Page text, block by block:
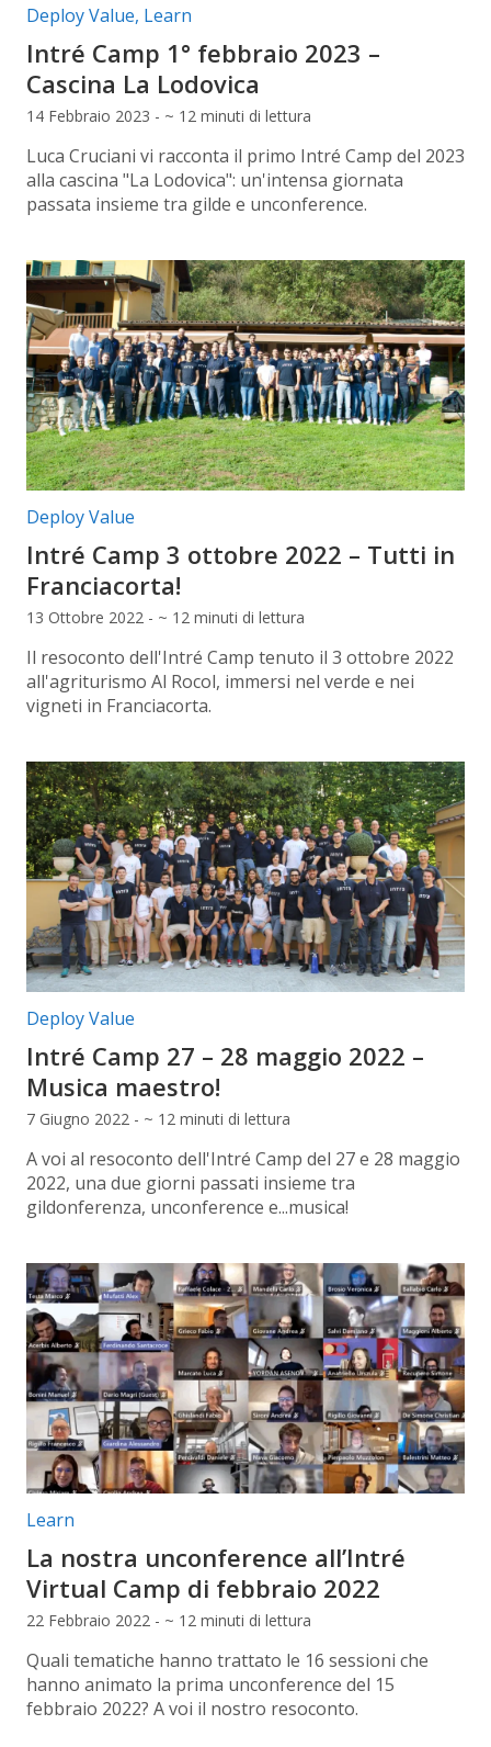
Categorie articolo:
Deploy Value, Learn
Intré Camp 1° febbraio 2023 –
Cascina La Lodovica
14 Febbraio 2023 - ~ 12 minuti di lettura
Luca Cruciani vi racconta il primo Intré Camp del 2023
alla cascina "La Lodovica": un'intensa giornata
passata insieme tra gilde e unconference.
Categorie articolo:
Deploy Value
Intré Camp 3 ottobre 2022 – Tutti in
Franciacorta!
13 Ottobre 2022 - ~ 12 minuti di lettura
Il resoconto dell'Intré Camp tenuto il 3 ottobre 2022
all'agriturismo Al Rocol, immersi nel verde e nei
vigneti in Franciacorta.
Categorie articolo:
Deploy Value
Intré Camp 27 – 28 maggio 2022 –
Musica maestro!
7 Giugno 2022 - ~ 12 minuti di lettura
A voi al resoconto dell'Intré Camp del 27 e 28 maggio
2022, una due giorni passati insieme tra
gildonferenza, unconference e...musica!
Categorie articolo:
Learn
La nostra unconference all’Intré
Virtual Camp di febbraio 2022
22 Febbraio 2022 - ~ 12 minuti di lettura
Quali tematiche hanno trattato le 16 sessioni che
hanno animato la prima unconference del 15
febbraio 2022? A voi il nostro resoconto.